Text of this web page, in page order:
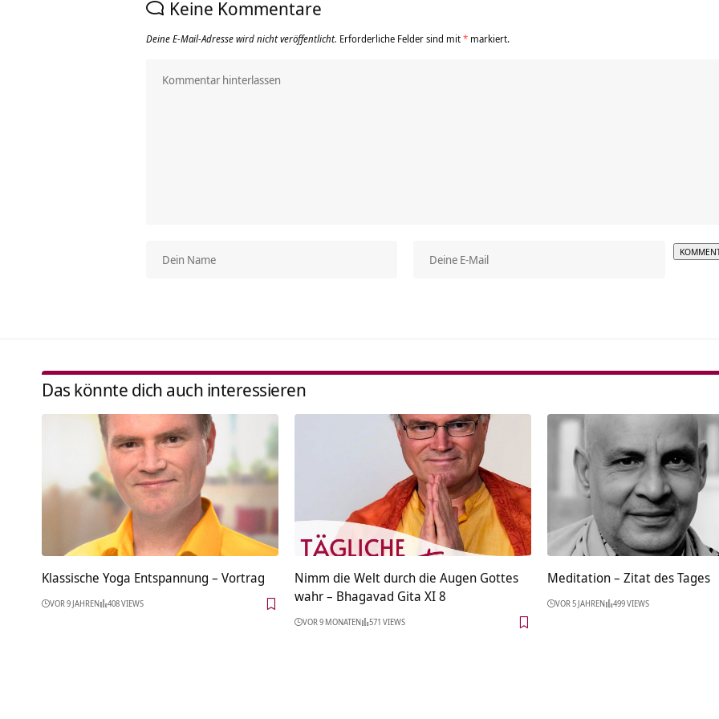
Keine Kommentare
Deine E-Mail-Adresse wird nicht veröffentlicht. Erforderliche Felder sind mit* markiert.
Das könnte dich auch interessieren
Klassische Yoga Entspannung – Vortrag
VOR 9 JAHREN 408 VIEWS
Nimm die Welt durch die Augen Gottes
wahr – Bhagavad Gita XI 8
VOR 9 MONATEN 571 VIEWS
Meditation – Zitat des Tages
VOR 5 JAHREN 499 VIEWS